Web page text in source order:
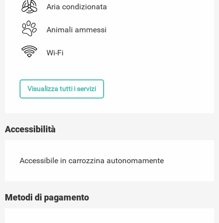
Aria condizionata
Animali ammessi
Wi-Fi
Visualizza tutti i servizi
Accessibilità
Accessibile in carrozzina autonomamente
Metodi di pagamento